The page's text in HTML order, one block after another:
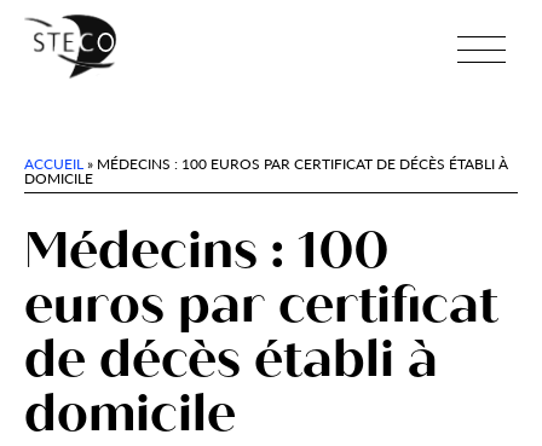
ACCUEIL» MÉDECINS : 100 EUROS PAR CERTIFICAT DE DÉCÈS ÉTABLI À
DOMICILE
Médecins : 100
euros par certificat
de décès établi à
domicile